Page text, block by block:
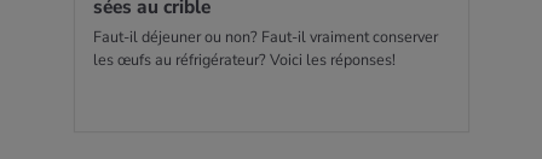
sées au crible
Faut-il déjeuner ou non? Faut-il vraiment conserver
les œufs au réfrigérateur? Voici les réponses!